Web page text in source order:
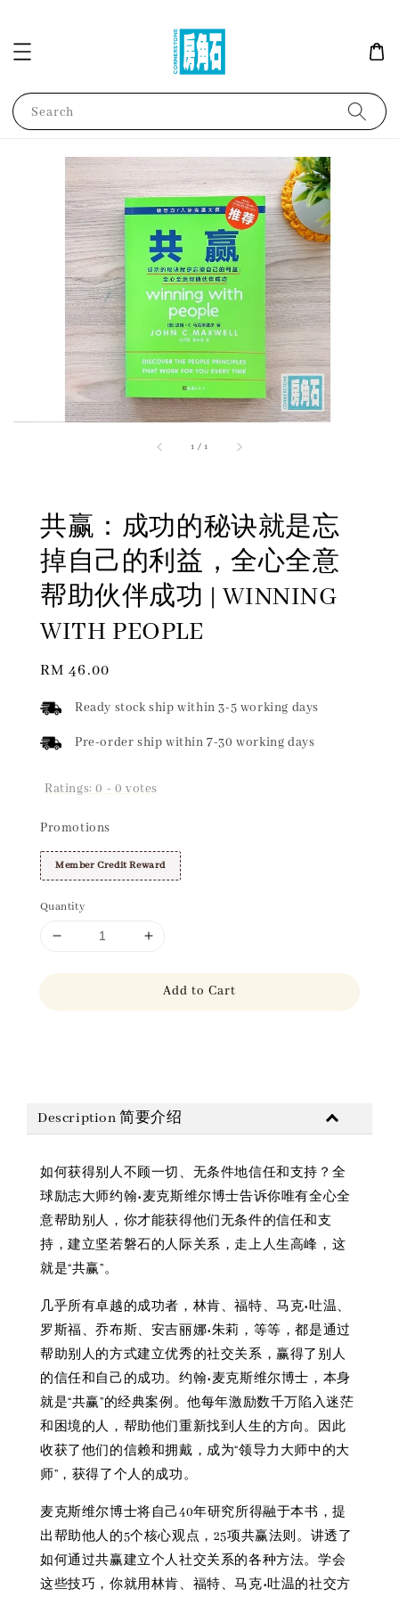
Search
1 /1
共赢：成功的秘诀就是忘
掉自己的利益，全心全意
帮助伙伴成功 | WINNING
WITH PEOPLE
Regular
RM 46.00
Ready stock ship within 3-5 working days
Pre-order ship within 7-30 working days
Ratings:0 - 0 votes
Promotions
Member Credit Reward
Quantity
Add to Cart
Description 简要介绍
如何获得别人不顾一切、无条件地信任和支持？全
球励志大师约翰•麦克斯维尔博士告诉你唯有全心全
意帮助别人，你才能获得他们无条件的信任和支
持，建立坚若磐石的人际关系，走上人生高峰，这
就是“共赢”。
几乎所有卓越的成功者，林肯、福特、马克•吐温、
罗斯福、乔布斯、安吉丽娜•朱莉，等等，都是通过
帮助别人的方式建立优秀的社交关系，赢得了别人
的信任和自己的成功。约翰•麦克斯维尔博士，本身
就是“共赢”的经典案例。他每年激励数千万陷入迷茫
和困境的人，帮助他们重新找到人生的方向。因此
收获了他们的信赖和拥戴，成为“领导力大师中的大
师”，获得了个人的成功。
麦克斯维尔博士将自己40年研究所得融于本书，提
出帮助他人的5个核心观点，25项共赢法则。讲透了
如何通过共赢建立个人社交关系的各种方法。学会
这些技巧，你就用林肯、福特、马克•吐温的社交方